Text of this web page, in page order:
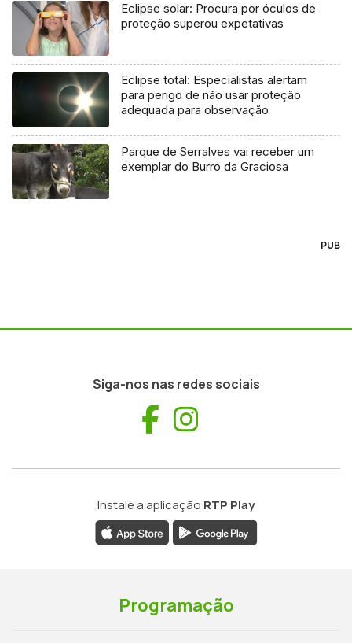
Eclipse solar: Procura por óculos de
proteção superou expetativas
Eclipse total: Especialistas alertam
para perigo de não usar proteção
adequada para observação
Parque de Serralves vai receber um
exemplar do Burro da Graciosa
PUB
Siga-nos nas redes sociais
Facebook
Instale a aplicação RTP Play
Programação